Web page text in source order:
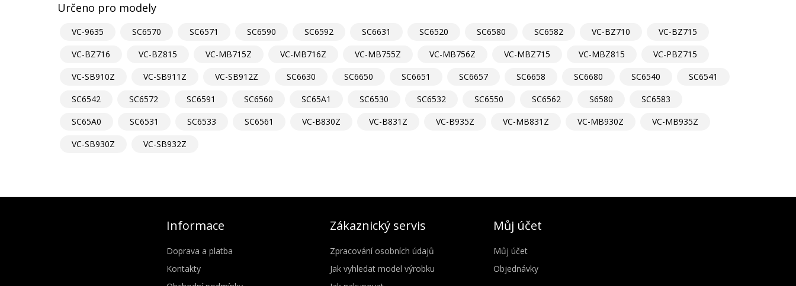
Určeno pro modely
VC-9635 SC6570 SC6571 SC6590 SC6592 SC6631 SC6520 SC6580 SC6582 VC-BZ710
VC-BZ715
VC-BZ716
VC-BZ815 VC-MB715Z VC-MB716Z VC-MB755Z VC-MB756Z VC-MBZ715 VC-MBZ815
VC-PBZ715
VC-SB910Z
VC-SB911Z VC-SB912Z SC6630 SC6650 SC6651 SC6657 SC6658 SC6680 SC6540
SC6541
SC6542
SC6572 SC6591 SC6560 SC65A1 SC6530 SC6532 SC6550 SC6562 S6580
SC6583
SC65A0
SC6531 SC6533 SC6561 VC-B830Z VC-B831Z VC-B935Z VC-MB831Z VC-MB930Z
VC-MB935Z
VC-SB930Z
VC-SB932Z
Informace
Doprava a platba
Kontakty
Zákaznický servis
Zpracování osobních údajů
Jak vyhledat model výrobku
Můj účet
Můj účet
Objednávky